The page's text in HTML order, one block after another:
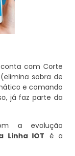
conta com Corte
sobra de
e comando
já faz parte da
a evolução
Linha IOT é a